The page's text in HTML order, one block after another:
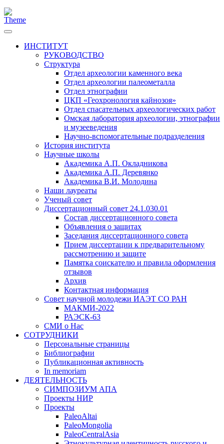
ИНСТИТУТ
РУКОВОДСТВО
Структура
Отдел археологии каменного века
Отдел археологии палеометалла
Отдел этнографии
ЦКП «Геохронология кайнозоя»
Отдел спасательных археологических работ
Омская лаборатория археологии, этнографии
и музееведения
Научно-вспомогательные подразделения
История института
Научные школы
Академика А.П. Окладникова
Академика А.П. Деревянко
Академика В.И. Молодина
Наши лауреаты
Ученый совет
Диссертационный совет 24.1.030.01
Состав диссертационного совета
Объявления о защитах
Заседания диссертационного совета
Прием диссертации к предварительному
рассмотрению и защите
Памятка соискателю и правила оформления
отзывов
Архив
Контактная информация
Совет научной молодежи ИАЭТ СО РАН
МАКМИ-2022
РАЭСК-63
СМИ о Нас
СОТРУДНИКИ
Персональные страницы
Библиографии
Публикационная активность
In memoriam
ДЕЯТЕЛЬНОСТЬ
СИМПОЗИУМ АПА
Проекты НИР
Проекты
PaleoAltai
PaleoMongolia
PaleoCentralAsia